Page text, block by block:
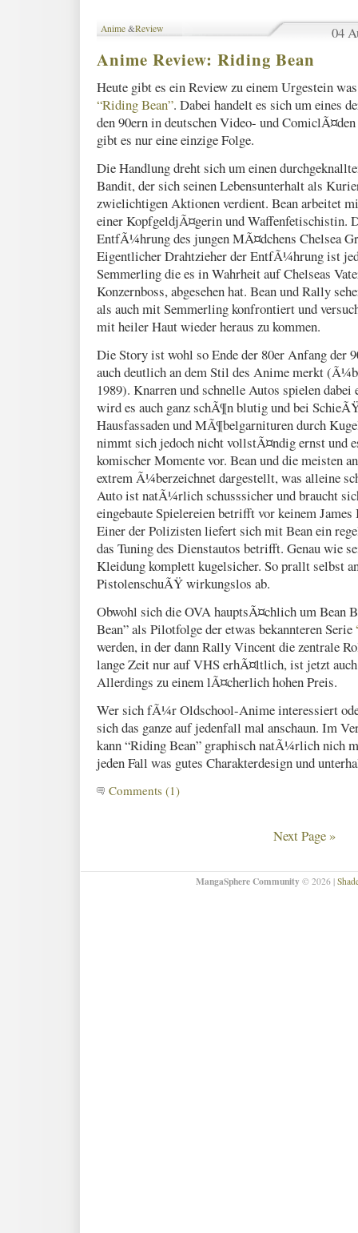
Anime &Review 04
Anime Review: Riding Bean
Heute gibt es ein Review zu einem Urgestein
“Riding Bean”. Dabei handelt es sich um eines
den 90ern in deutschen Video- und
gibt es nur eine einzige Folge.
Die Handlung dreht sich um einen
Bandit, der sich seinen Lebensunterhalt als
zwielichtigen Aktionen verdient. Bean arbeitet
einer KopfgeldjÃ¤gerin und Waffenfetischistin.
EntfÃ¼hrung des jungen MÃ¤dchens Chelsea
Eigentlicher Drahtzieher der EntfÃ¼hrung ist
Semmerling die es in Wahrheit auf Chelseas
Konzernboss, abgesehen hat. Bean und Rally
als auch mit Semmerling konfrontiert und
mit heiler Haut wieder heraus zu kommen.
Die Story ist wohl so Ende der 80er Anfang der
auch deutlich an dem Stil des Anime merkt
1989). Knarren und schnelle Autos spielen
wird es auch ganz schÃ¶n blutig und bei
Hausfassaden und MÃ¶belgarnituren durch
nimmt sich jedoch nicht vollstÃ¤ndig ernst und
komischer Momente vor. Bean und die meisten
extrem Ã¼berzeichnet dargestellt, was alleine
Auto ist natÃ¼rlich schusssicher und braucht
eingebaute Spielereien betrifft vor keinem James
Einer der Polizisten liefert sich mit Bean ein
das Tuning des Dienstautos betrifft. Genau wie
Kleidung komplett kugelsicher. So prallt selbst
PistolenschuÃŸ wirkungslos ab.
Obwohl sich die OVA hauptsÃ¤chlich um Bean
Bean” als Pilotfolge der etwas bekannteren Serie
werden, in der dann Rally Vincent die zentrale
lange Zeit nur auf VHS erhÃ¤ltlich, ist jetzt
Allerdings zu einem lÃ¤cherlich hohen Preis.
Wer sich fÃ¼r Oldschool-Anime interessiert
sich das ganze auf jedenfall mal anschaun. Im
kann “Riding Bean” graphisch natÃ¼rlich nich
jeden Fall was gutes Charakterdesign und
Comments (1)
Next Page »
MangaSphere Community © 2026 |